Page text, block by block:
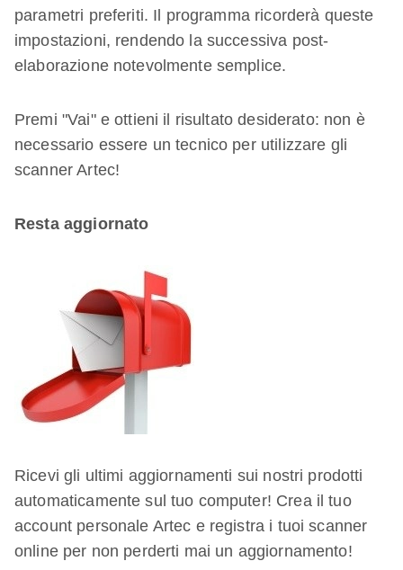
parametri preferiti. Il programma ricorderà queste
impostazioni, rendendo la successiva post-
elaborazione notevolmente semplice.
Premi "Vai" e ottieni il risultato desiderato: non è
necessario essere un tecnico per utilizzare gli
scanner Artec!
Resta aggiornato
Ricevi gli ultimi aggiornamenti sui nostri prodotti
automaticamente sul tuo computer! Crea il tuo
account personale Artec e registra i tuoi scanner
online per non perderti mai un aggiornamento!